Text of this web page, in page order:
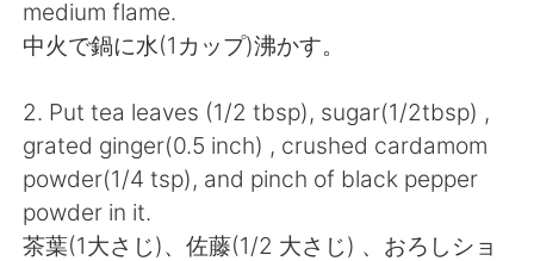
Deutsch
Indonesia Italiano
Türkçe Tiếng Việt
Português
medium flame.
中火で鍋に水(1カップ)沸かす。
2. Put tea leaves (1/2 tbsp), sugar(1/2tbsp) ,
grated ginger(0.5 inch) , crushed cardamom
powder(1/4 tsp), and pinch of black pepper
powder in it.
茶葉(1大さじ)、佐藤(1/2 大さじ) 、おろしショ